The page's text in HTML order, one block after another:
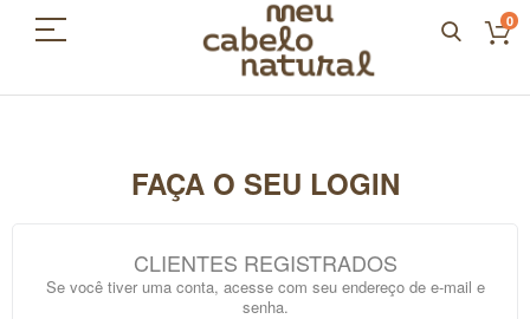
0
FAÇA O SEU LOGIN
CLIENTES REGISTRADOS
Se você tiver uma conta, acesse com seu endereço de e-mail e
senha.